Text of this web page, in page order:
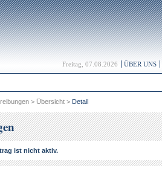
Freitag, 07.08.2026 ÜBER UNS
> Übersicht > Detail
ist nicht aktiv.